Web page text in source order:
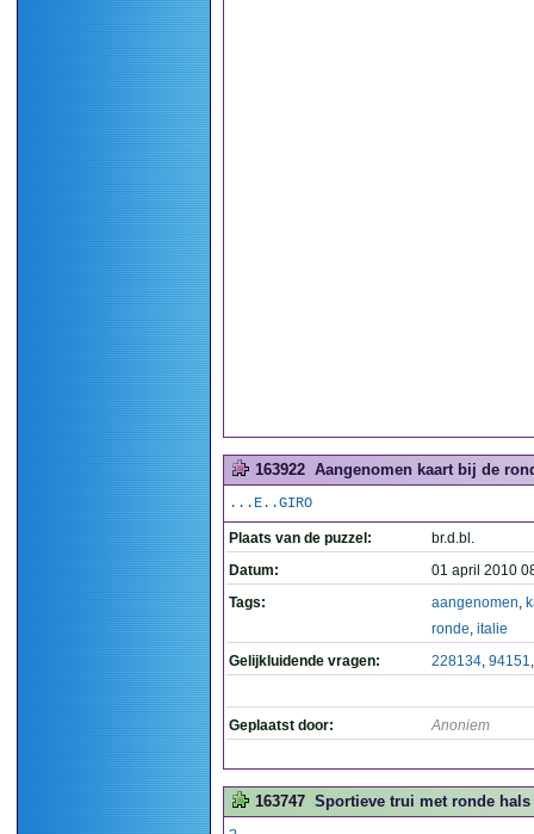
163922 Aangenomen kaart bij de
...E..GIRO
Plaats van de puzzel:
br.d.bl.
Datum:
01 april 2010
Tags:
aangenomen,
ronde, italie
Gelijkluidende vragen:
228134, 94151
Geplaatst door: Anoniem
163747 Sportieve trui met ronde